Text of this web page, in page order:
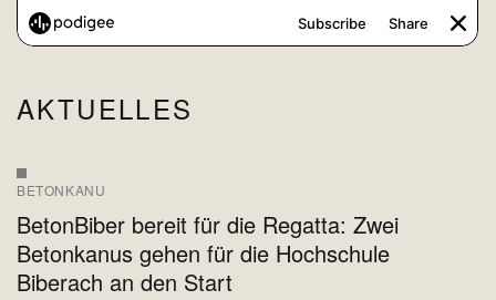
AKTUELLES
BETONKANU
BetonBiber bereit für die Regatta: Zwei
Betonkanus gehen für die Hochschule
Biberach an den Start